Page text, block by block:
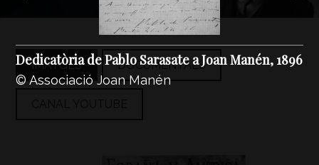
Dedicatòria de Pablo Sarasate a Joan Manén, 1896
© Associació Joan Manén
IMATGES DOCUMENTALS